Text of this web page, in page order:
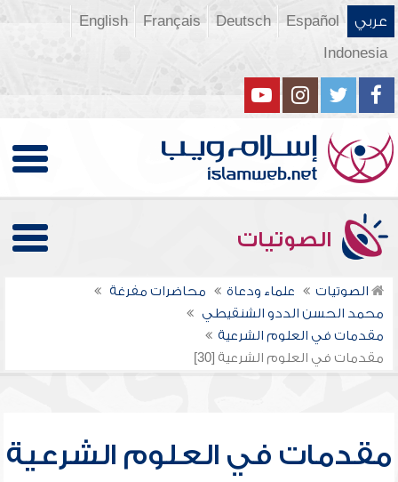
عربي Español
Deutsch
Français
English
Indonesia
الصوتيات
الصوتيات علماء ودعاة
محاضرات مفرغة
محمد الحسن الددو الشنقيطي
مقدمات في العلوم الشرعية
مقدمات في العلوم الشرعية [30]
مقدمات في العلوم الشرعية